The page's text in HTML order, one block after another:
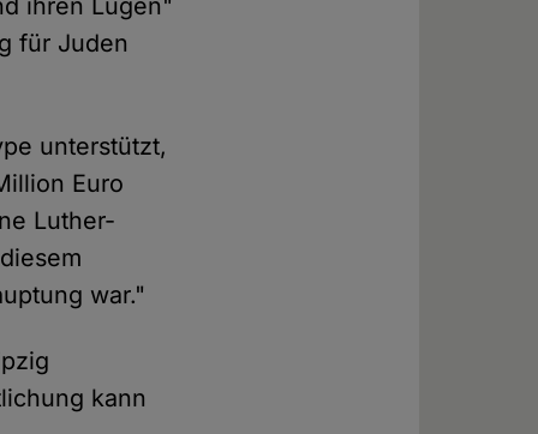
ihren Lügen"
für Juden
unterstützt,
Euro
Luther-
war."
kann